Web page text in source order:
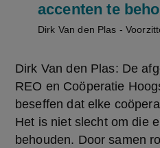
accenten te
Dirk Van den Plas -
Dirk Van den Plas: De
REO en Coöperatie
beseffen dat elke
Het is niet slecht om die
behouden. Door samen